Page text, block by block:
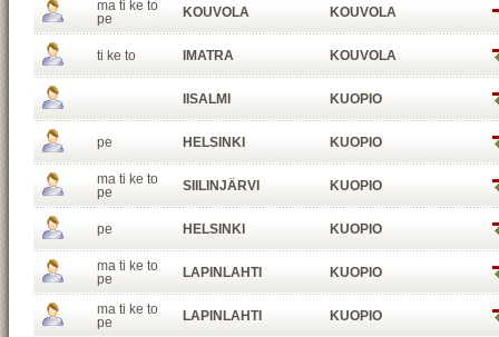
ma ti ke to
pe
KOUVOLA KOUVOLA
ti ke to IMATRA KOUVOLA
IISALMI KUOPIO
pe HELSINKI KUOPIO
ma ti ke to
pe
SIILINJÄRVI KUOPIO
pe HELSINKI KUOPIO
ma ti ke to
pe
LAPINLAHTI KUOPIO
ma ti ke to
pe
LAPINLAHTI KUOPIO